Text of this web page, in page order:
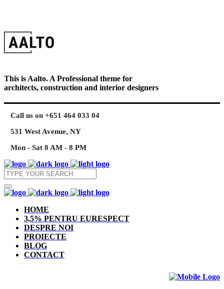
This is Aalto. A Professional theme for
architects, construction and interior designers
Call us on +651 464 033 04
531 West Avenue, NY
Mon - Sat 8 AM - 8 PM
HOME
3,5% PENTRU EURESPECT
DESPRE NOI
PROIECTE
BLOG
CONTACT